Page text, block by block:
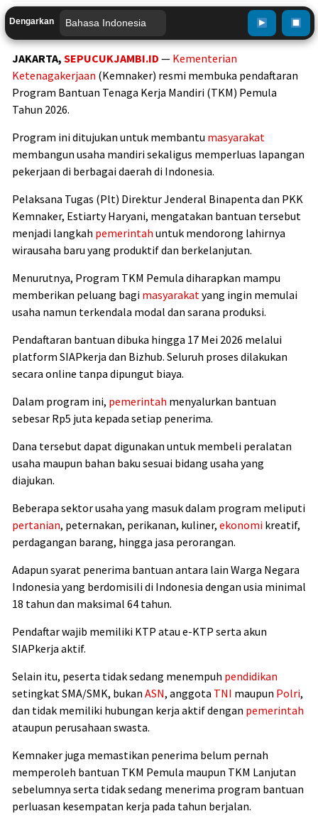
Dengarkan
JAKARTA, SEPUCUKJAMBI.ID — Kementerian
Ketenagakerjaan (Kemnaker) resmi membuka pendaftaran
Program Bantuan Tenaga Kerja Mandiri (TKM) Pemula
Tahun 2026.
Program ini ditujukan untuk membantu masyarakat
membangun usaha mandiri sekaligus memperluas lapangan
pekerjaan di berbagai daerah di Indonesia.
Pelaksana Tugas (Plt) Direktur Jenderal Binapenta dan PKK
Kemnaker, Estiarty Haryani, mengatakan bantuan tersebut
menjadi langkah pemerintah untuk mendorong lahirnya
wirausaha baru yang produktif dan berkelanjutan.
Menurutnya, Program TKM Pemula diharapkan mampu
memberikan peluang bagi masyarakatyang ingin memulai
usaha namun terkendala modal dan sarana produksi.
Pendaftaran bantuan dibuka hingga 17 Mei 2026 melalui
platform SIAPkerja dan Bizhub. Seluruh proses dilakukan
secara online tanpa dipungut biaya.
Dalam program ini, pemerintah menyalurkan bantuan
sebesar Rp5 juta kepada setiap penerima.
Dana tersebut dapat digunakan untuk membeli peralatan
usaha maupun bahan baku sesuai bidang usaha yang
diajukan.
Beberapa sektor usaha yang masuk dalam program meliputi
pertanian, peternakan, perikanan, kuliner, ekonomi kreatif,
perdagangan barang, hingga jasa perorangan.
Adapun syarat penerima bantuan antara lain Warga Negara
Indonesia yang berdomisili di Indonesia dengan usia minimal
18 tahun dan maksimal 64 tahun.
Pendaftar wajib memiliki KTP atau e-KTP serta akun
SIAPkerja aktif.
Selain itu, peserta tidak sedang menempuh pendidikan
setingkat SMA/SMK, bukan ASN, anggota TNI maupun Polri,
dan tidak memiliki hubungan kerja aktif dengan pemerintah
ataupun perusahaan swasta.
Kemnaker juga memastikan penerima belum pernah
memperoleh bantuan TKM Pemula maupun TKM Lanjutan
sebelumnya serta tidak sedang menerima program bantuan
perluasan kesempatan kerja pada tahun berjalan.